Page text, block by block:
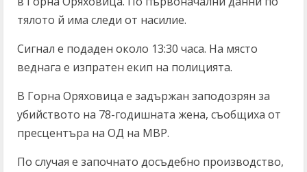
тялото й има следи от насилие.
Сигнал е подаден около 13:30 часа. На място
веднага е изпратен екип на полицията.
В Горна Оряховица е задържан заподозрян за
убийството на 78-годишната жена, съобщиха от
пресцентъра на ОД на МВР.
По случая е започнато досъдебно производство,